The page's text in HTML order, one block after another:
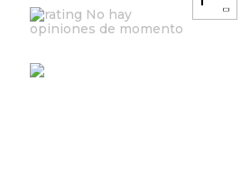
No hay
opiniones de momento
-